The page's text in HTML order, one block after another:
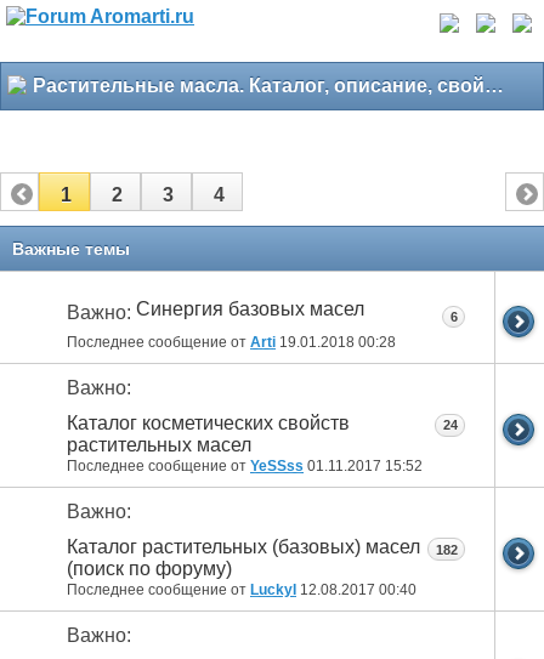
Растительные масла. Каталог, описание, свойства
1 2 3 4
Важные темы
Важно: Синергия базовых масел
Последнее сообщение от Arti 19.01.2018 00:28
6
Важно:
Каталог косметических свойств
растительных масел
Последнее сообщение от YeSSss 01.11.2017 15:52
24
Важно:
Каталог растительных (базовых) масел
(поиск по форуму)
Последнее сообщение от LuckyI 12.08.2017 00:40
182
Важно: